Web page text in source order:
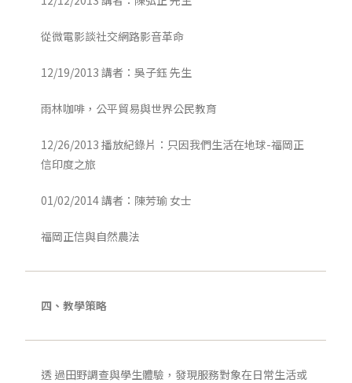
從微電影談社交網路影音革命
12/19/2013 講者：吳子鈺 先生
雨林咖啡，公平貿易與世界公民教育
12/26/2013 播放紀錄片：只因我們生活在地球-福岡正
信印度之旅
01/02/2014 講者：陳芳瑜 女士
福岡正信與自然農法
四、教學策略
透 過田野調查與學生體驗，發現服務對象在日常生活或